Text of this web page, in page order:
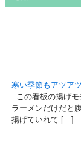
寒い季節もアツア
この看板の揚げ
ラーメンだけだと
揚げていれて […]